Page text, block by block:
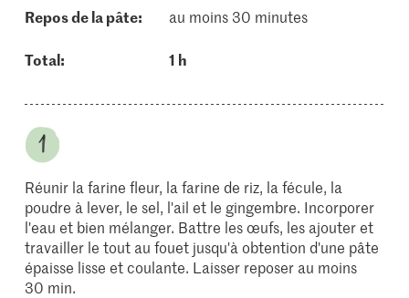
repos de la pâte:
au moins 30 minutes
Total: 1 h
Réunir la farine fleur, la farine de riz, la fécule, la
poudre à lever, le sel, l'ail et le gingembre. Incorporer
l'eau et bien mélanger. Battre les œufs, les ajouter et
travailler le tout au fouet jusqu'à obtention d'une pâte
épaisse lisse et coulante. Laisser reposer au moins
30 min.